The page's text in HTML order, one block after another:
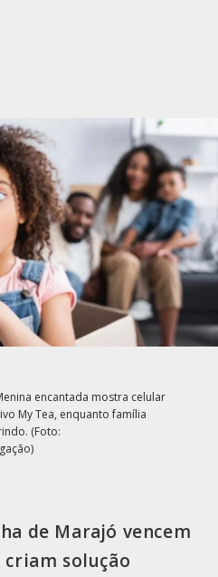
encantada mostra celular
My Tea, enquanto família
(Foto:
de Marajó vencem
solução